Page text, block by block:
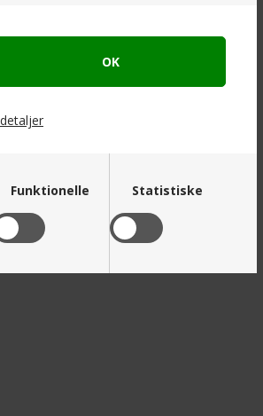
Funktionelle Statistiske
499,00 DKK